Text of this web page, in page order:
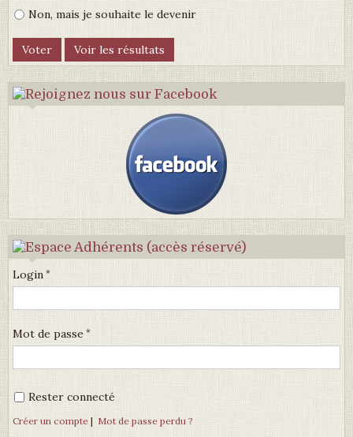
Non, mais je souhaite le devenir
Login
Mot de passe
Rester connecté
Créer un compte | Mot de passe perdu ?